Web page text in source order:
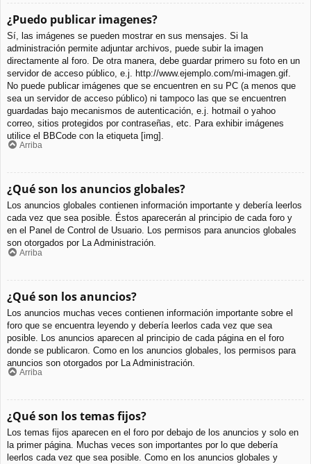
¿Puedo publicar imagenes?
Sí, las imágenes se pueden mostrar en sus mensajes. Si la
administración permite adjuntar archivos, puede subir la imagen
directamente al foro. De otra manera, debe guardar primero su foto en un
servidor de acceso público, e.j. http://www.ejemplo.com/mi-imagen.gif.
No puede publicar imágenes que se encuentren en su PC (a menos que
sea un servidor de acceso público) ni tampoco las que se encuentren
guardadas bajo mecanismos de autenticación, e.j. hotmail o yahoo
correo, sitios protegidos por contraseñas, etc. Para exhibir imágenes
utilice el BBCode con la etiqueta [img].
Arriba
¿Qué son los anuncios globales?
Los anuncios globales contienen información importante y debería leerlos
cada vez que sea posible. Éstos aparecerán al principio de cada foro y
en el Panel de Control de Usuario. Los permisos para anuncios globales
son otorgados por La Administración.
Arriba
¿Qué son los anuncios?
Los anuncios muchas veces contienen información importante sobre el
foro que se encuentra leyendo y debería leerlos cada vez que sea
posible. Los anuncios aparecen al principio de cada página en el foro
donde se publicaron. Como en los anuncios globales, los permisos para
anuncios son otorgados por La Administración.
Arriba
¿Qué son los temas fijos?
Los temas fijos aparecen en el foro por debajo de los anuncios y solo en
la primer página. Muchas veces son importantes por lo que debería
leerlos cada vez que sea posible. Como en los anuncios globales y